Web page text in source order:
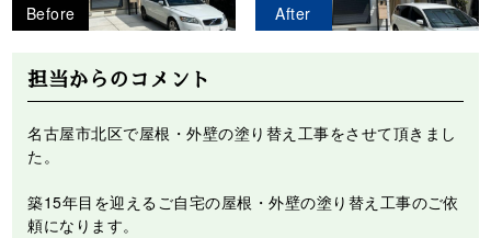
Before After
担当からのコメント
名古屋市北区で屋根・外壁の塗り替え工事をさせて頂きまし
た。
築15年目を迎えるご自宅の屋根・外壁の塗り替え工事のご依
頼になります。